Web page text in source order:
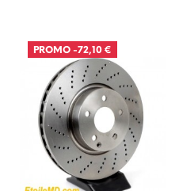
PROMO -72,10 €